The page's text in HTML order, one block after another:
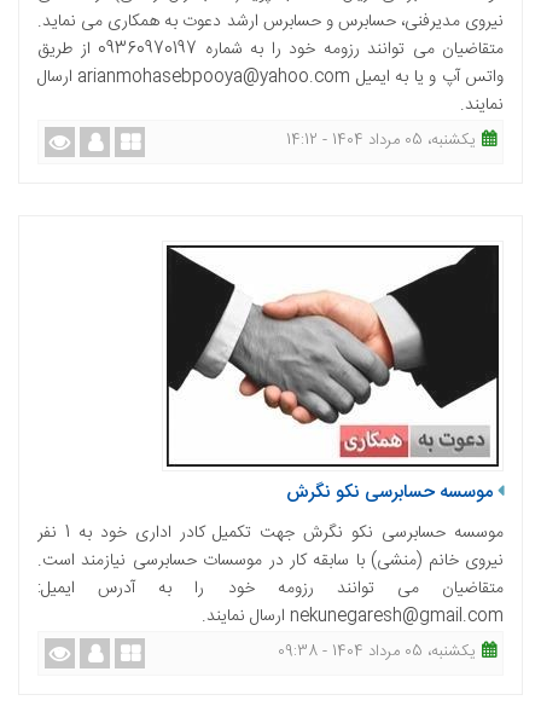
نیروی مدیرفنی، حسابرس و حسابرس ارشد دعوت به همکاری می نماید.
متقاضیان می توانند رزومه خود را به شماره 09360970197 از طریق
واتس آپ و یا به ایمیل arianmohasebpooya@yahoo.com ارسال
نمایند.
یکشنبه، 05 مرداد 1404 - 14:12
موسسه حسابرسی نکو نگرش
موسسه حسابرسی نکو نگرش جهت تکمیل کادر اداری خود به 1 نفر
نیروی خانم (منشی) با سابقه کار در موسسات حسابرسی نیازمند است.
متقاضیان می توانند رزومه خود را به آدرس ایمیل:
nekunegaresh@gmail.com ارسال نمایند.
یکشنبه، 05 مرداد 1404 - 09:38